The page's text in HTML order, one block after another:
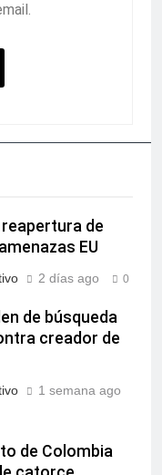
de
EU
2 días ago 0
de búsqueda
creador de
1 semana ago
de Colombia